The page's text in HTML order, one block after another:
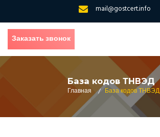
mail@gostcert.info
Заказать звонок
База кодов ТНВЭД
Главная / База кодов ТНВЭД